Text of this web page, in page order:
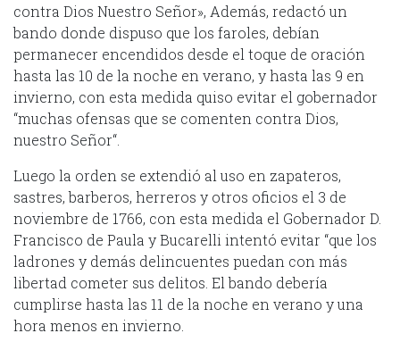
contra Dios Nuestro Señor», Además, redactó un
bando donde dispuso que los faroles, debían
permanecer encendidos desde el toque de oración
hasta las 10 de la noche en verano, y hasta las 9 en
invierno, con esta medida quiso evitar el gobernador
“muchas ofensas que se comenten contra Dios,
nuestro Señor“.
Luego la orden se extendió al uso en zapateros,
sastres, barberos, herreros y otros oficios el 3 de
noviembre de 1766, con esta medida el Gobernador D.
Francisco de Paula y Bucarelli intentó evitar “que los
ladrones y demás delincuentes puedan con más
libertad cometer sus delitos. El bando debería
cumplirse hasta las 11 de la noche en verano y una
hora menos en invierno.